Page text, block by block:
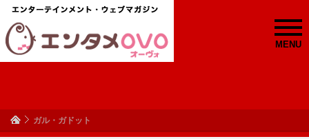
MENU
ガル・ガドット